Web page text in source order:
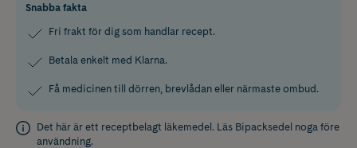
Snabba fakta
Fri frakt för dig som handlar recept.
Betala enkelt med Klarna.
Få medicinen till dörren, brevlådan eller närmaste ombud.
Det här är ett receptbelagt läkemedel. Läs Bipacksedel noga före
användning.